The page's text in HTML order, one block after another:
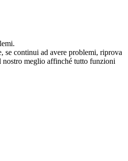
se continui ad avere problemi, riprova
nostro meglio affinché tutto funzioni